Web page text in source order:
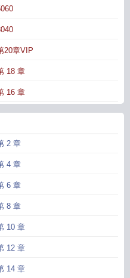
笔趣阁
花瓶专业户正确顺序资源
全文阅读
20章VIP
18 章
16 章
2 章
4 章
6 章
8 章
10 章
12 章
14 章